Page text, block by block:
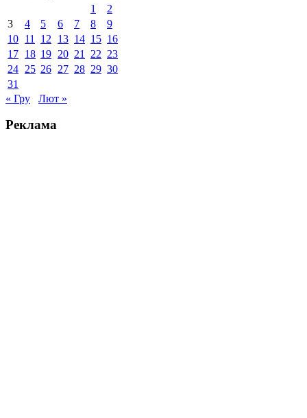
1
2
3
4 5 6 7 8
9
10 11 12 13 14 15 16
17 18 19 20 21 22 23
24 25 26 27 28 29 30
31
« Гру
Лют »
Реклама